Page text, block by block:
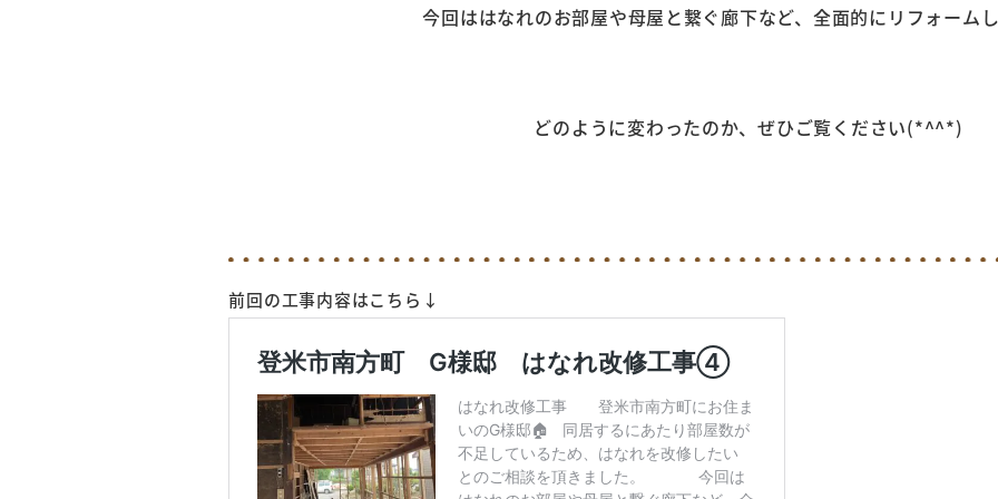
今回ははなれのお部屋や母屋と繋ぐ廊下など、全面的にリフォーム
どのように変わったのか、ぜひご覧ください(*^^*)
前回の工事内容はこちら↓